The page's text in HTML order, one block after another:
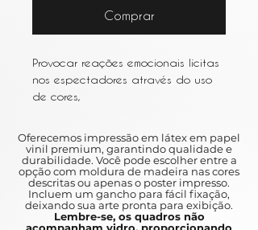
Comprar
Provocar reações emocionais lícitas
nos espectadores através do uso
de cores,
específicos da realidade.
To provoke licit emotional reactions
in viewers through the use of colors,
ines and shapes that do not
Oferecemos impressão em látex em papel
vinil premium, garantindo qualidade e
durabilidade. Você pode escolher entre a
opção com moldura de madeira nas cores
descritas ou apenas o poster impresso.
Incluem um gancho para fácil fixação,
deixando sua arte pronta para exibição.
Lembre-se, os quadros não